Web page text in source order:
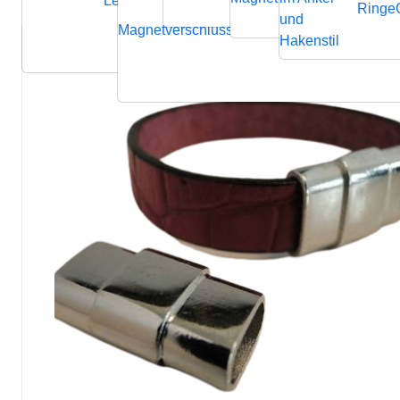
Magnetverschluss
und
Hakenstil
Ringe